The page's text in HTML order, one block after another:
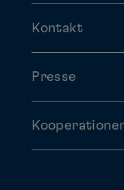
Kontakt
Presse